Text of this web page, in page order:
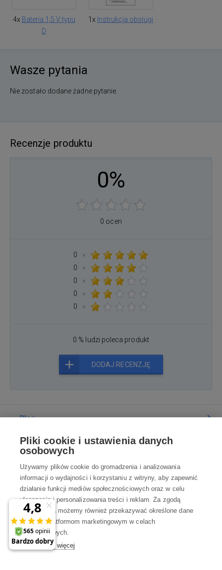
4x Bateria 1,5 V typu
D
1x Instrukcja obsługi
Wasze pytania
Nie zostało dodane żadne pytanie.
Recenzje produktu
0%
0 ocen
0
×
0
×
0
×
0
×
0
×
0 % ludzi poleca produkt
DODAJ RECENZJĘ
Blog
Poradnia
Wszystko o zakupach
Kontakt
Skontaktuj się z Nami
Pliki cookie i ustawienia danych
osobowych
Używamy plików cookie do gromadzenia i analizowania
informacji o wydajności i korzystaniu z witryny, aby zapewnić
działanie funkcji mediów społecznościowych oraz w celu
ulepszania i personalizowania treści i reklam. Za zgodą
użytkownika możemy również przekazywać określone dane
osobowe platformom marketingowym w celach
marketingowych.
Dowiedz się więcej